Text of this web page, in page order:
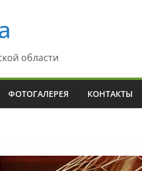
области
ФОТОГАЛЕРЕЯ КОНТАКТЫ